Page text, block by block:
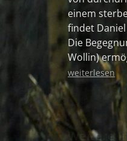
einem
findet
Die
Wollin)
Verbindung zu
Hatz' Film
gar keine
seelischen
Nähe und
weiterlesen
Weitere